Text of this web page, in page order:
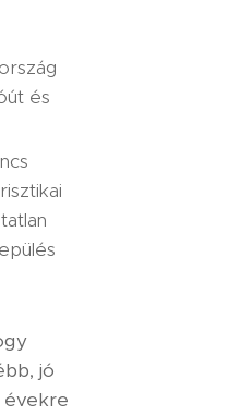
és
jó
évekre